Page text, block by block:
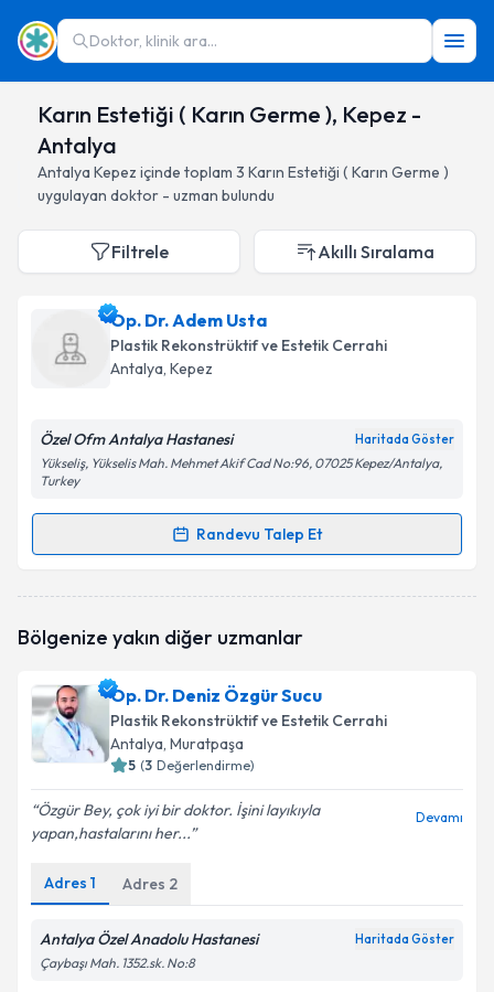
Doktor, klinik ara...
Karın Estetiği ( Karın Germe ), Kepez -
Antalya
Antalya Kepez içinde toplam 3 Karın Estetiği ( Karın Germe )
uygulayan doktor - uzman bulundu
Filtrele Akıllı Sıralama
Op. Dr. Adem Usta
Plastik Rekonstrüktif ve Estetik Cerrahi
Antalya, Kepez
Özel Ofm Antalya Hastanesi Haritada Göster
Yükseliş, Yükselis Mah. Mehmet Akif Cad No:96, 07025 Kepez/Antalya,
Turkey
Randevu Talep Et
Randevu Takvimi Talebi
oluşturun. Size bu uzmandan randevu almanız için bir
E-posta Adresiniz
Kişisel verilerimin işlenmesine ilişkin
Aydınlatma
Metni'ni okudum ve kişisel verilerimin belirtilen
Takvim Talebini Gönder
Bölgenize yakın diğer uzmanlar
Op. Dr. Deniz Özgür Sucu
Plastik Rekonstrüktif ve Estetik Cerrahi
Antalya, Muratpaşa
5 (3 Değerlendirme)
Özgür Bey, çok iyi bir doktor. İşini layıkıyla
yapan,hastalarını her...
Devamı
Adres 1 Adres 2
Antalya Özel Anadolu Hastanesi Haritada Göster
Çaybaşı Mah. 1352.sk. No:8